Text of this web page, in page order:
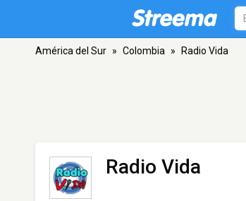
América del Sur » Colombia » Radio Vida
Radio Vida